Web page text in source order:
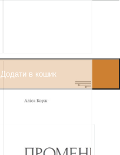
Додати в кошик